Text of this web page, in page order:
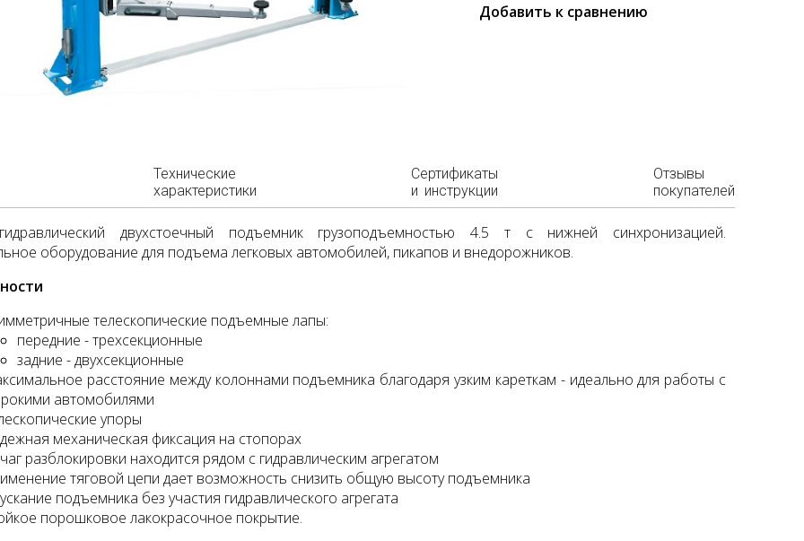
Добавить к сравнению
Технические
характеристики
Сертификаты
и инструкции
Отзывы
покупателей
двухстоечный подъемник грузоподъемностью 4.5 т с нижней синхронизацией.
оборудование для подъема легковых автомобилей, пикапов и внедорожников.
телескопические подъемные лапы:
передние - трехсекционные
задние - двухсекционные
расстояние между колоннами подъемника благодаря узким кареткам - идеально для работы с
автомобилями
упоры
механическая фиксация на стопорах
разблокировки находится рядом с гидравлическим агрегатом
тяговой цепи дает возможность снизить общую высоту подъемника
подъемника без участия гидравлического агрегата
порошковое лакокрасочное покрытие.